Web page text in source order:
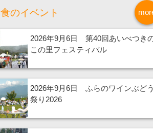
食のイベント
2026年9月6日 第40回あいべつき
この里フェスティバル
2026年9月6日 ふらのワインぶどう
祭り2026